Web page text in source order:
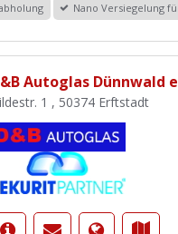
Nano Versiegelung
Autoglas Dünnwald
1 , 50374 Erftstadt